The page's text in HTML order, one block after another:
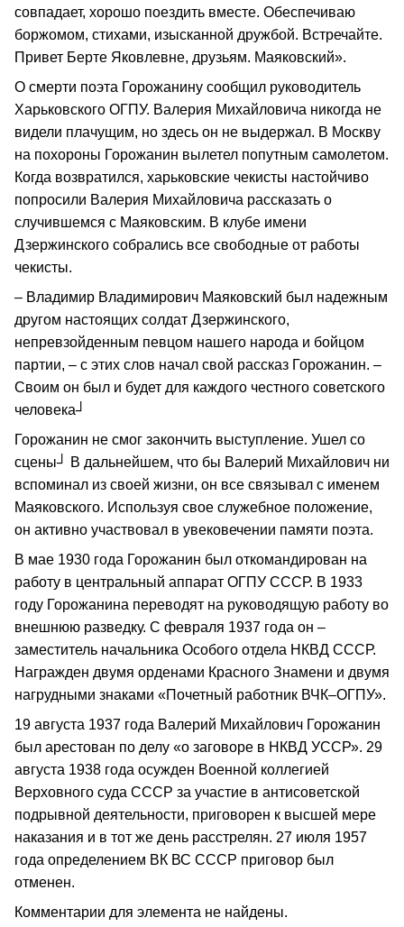
совпадает, хорошо поездить вместе. Обеспечиваю
боржомом, стихами, изысканной дружбой. Встречайте.
Привет Берте Яковлевне, друзьям. Маяковский».
О смерти поэта Горожанину сообщил руководитель
Харьковского ОГПУ. Валерия Михайловича никогда не
видели плачущим, но здесь он не выдержал. В Москву
на похороны Горожанин вылетел попутным самолетом.
Когда возвратился, харьковские чекисты настойчиво
попросили Валерия Михайловича рассказать о
случившемся с Маяковским. В клубе имени
Дзержинского собрались все свободные от работы
чекисты.
– Владимир Владимирович Маяковский был надежным
другом настоящих солдат Дзержинского,
непревзойденным певцом нашего народа и бойцом
партии, – с этих слов начал свой рассказ Горожанин. –
Своим он был и будет для каждого честного советского
человека┘
Горожанин не смог закончить выступление. Ушел со
сцены┘ В дальнейшем, что бы Валерий Михайлович ни
вспоминал из своей жизни, он все связывал с именем
Маяковского. Используя свое служебное положение,
он активно участвовал в увековечении памяти поэта.
В мае 1930 года Горожанин был откомандирован на
работу в центральный аппарат ОГПУ СССР. В 1933
году Горожанина переводят на руководящую работу во
внешнюю разведку. С февраля 1937 года он –
заместитель начальника Особого отдела НКВД СССР.
Награжден двумя орденами Красного Знамени и двумя
нагрудными знаками «Почетный работник ВЧК–ОГПУ».
19 августа 1937 года Валерий Михайлович Горожанин
был арестован по делу «о заговоре в НКВД УССР». 29
августа 1938 года осужден Военной коллегией
Верховного суда СССР за участие в антисоветской
подрывной деятельности, приговорен к высшей мере
наказания и в тот же день расстрелян. 27 июля 1957
года определением ВК ВС СССР приговор был
отменен.
Комментарии для элемента не найдены.